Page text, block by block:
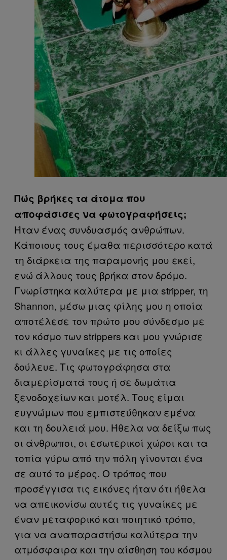
Πώς βρήκες τα άτομα που
αποφάσισες να φωτογραφήσεις;
Ήταν ένας συνδυασμός ανθρώπων.
Κάποιους τους έμαθα περισσότερο κατά
τη διάρκεια της παραμονής μου εκεί,
ενώ άλλους τους βρήκα στον δρόμο.
Γνωρίστηκα καλύτερα με μια stripper, τη
Shannon, μέσω μιας φίλης μου η οποία
αποτέλεσε τον πρώτο μου σύνδεσμο με
τον κόσμο των strippers και μου γνώρισε
κι άλλες γυναίκες με τις οποίες
δούλευε. Τις φωτογράφησα στα
διαμερίσματά τους ή σε δωμάτια
ξενοδοχείων και μοτέλ. Τους είμαι
ευγνώμων που εμπιστεύθηκαν εμένα
και τη δουλειά μου. Ήθελα να δείξω πως
οι άνθρωποι, οι εσωτερικοί χώροι και τα
τοπία γύρω από την πόλη γίνονται ένα
σε αυτό το μέρος. Ο τρόπος που
προσέγγισα τις εικόνες ήταν ότι ήθελα
να απεικονίσω αυτές τις γυναίκες με
έναν μεταφορικό και ποιητικό τρόπο,
για να αναπαραστήσω καλύτερα την
ατμόσφαιρα και την αίσθηση του κόσμου